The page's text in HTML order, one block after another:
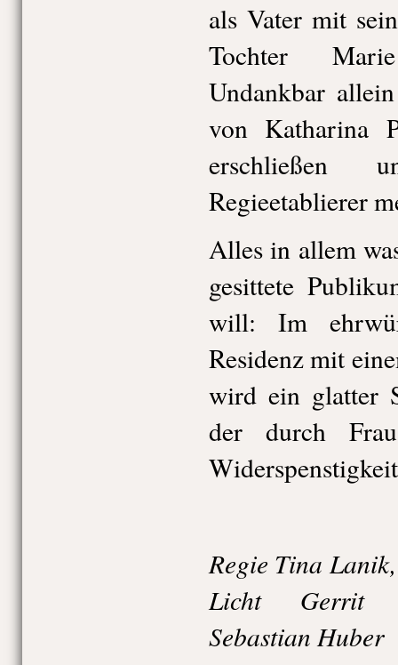
als Vater mit
Tochter
Undankbar
von Katharina
erschließen
Regieetablierer
Alles in allem
gesittete
will: Im
Residenz mit
wird ein glatter
der durch
Regie Tina
Licht Gerrit
Sebastian Huber